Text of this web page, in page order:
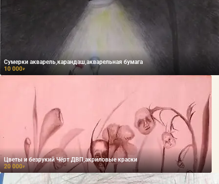
Сумерки акварель,карандаш,акварельная бумага
10 000₽
Цветы и безрукий Чёрт ДВП,акриловые краски
20 000₽